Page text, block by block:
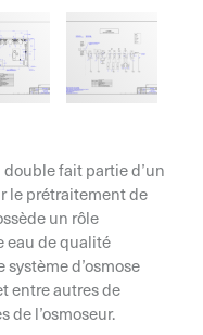
fait partie d’un
le prétraitement de
un rôle
eau de qualité
d’osmose
entre autres de
de l’osmoseur.